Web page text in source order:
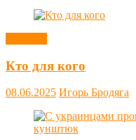
Кто для кого
08.06.2025 Игорь Бродяга